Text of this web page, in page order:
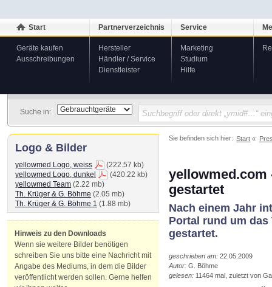
Start
Geräte kaufen
Ausschreibungen
Partnerverzeichnis
Hersteller
Händler / Service
Dienstleister
Service
Marketing
Studium
Hilfe
Suche in:
Sie befinden sich hier: Start
yellowmed.com
gestartet
Nach einem Jahr
Portal rund um
gestartet.
geschrieben am: 22.05.2009
Autor: G. Böhme
gelesen: 11464 mal, zuletzt von
Logo & Bilder
yellowmed Logo, weiss
(222.57 kb)
yellowmed Logo, dunkel
(420.22 kb)
yellowmed Team (2.22 mb)
Th. Krüger & G. Böhme (2.05 mb)
Th. Krüger & G. Böhme 1 (1.88 mb)
Hinweis zu den Downloads
Wenn sie weitere Bilder benötigen
schreiben Sie uns bitte eine Nachricht mit
Angabe des Mediums, in dem die Bilder
veröffentlicht werden sollen. Gerne helfen